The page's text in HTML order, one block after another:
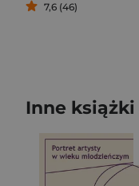
7,6 (46)
Inne książki